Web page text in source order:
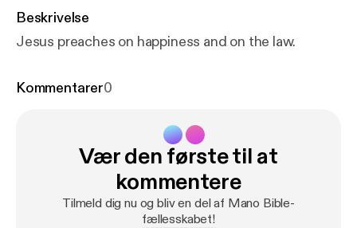
Beskrivelse
Jesus preaches on happiness and on the law.
Kommentarer0
Vær den første til at
kommentere
Tilmeld dig nu og bliv en del af Mano Bible-
fællesskabet!